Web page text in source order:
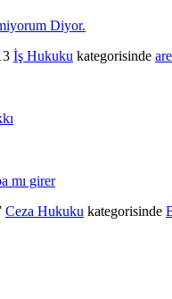
Diyor.
İş Hukuku kategorisinde
mı girer
Ceza Hukuku kategorisinde